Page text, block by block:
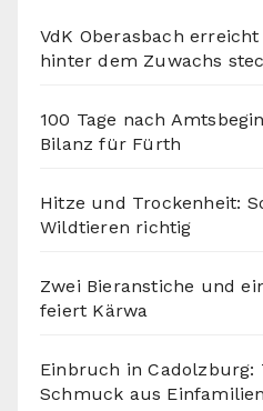
VdK Oberasbach
hinter dem Zuwachs
100 Tage nach
Bilanz für Fürth
Hitze und Trockenheit:
Wildtieren richtig
Zwei Bieranstiche und
feiert Kärwa
Einbruch in Cadolzburg:
Schmuck aus